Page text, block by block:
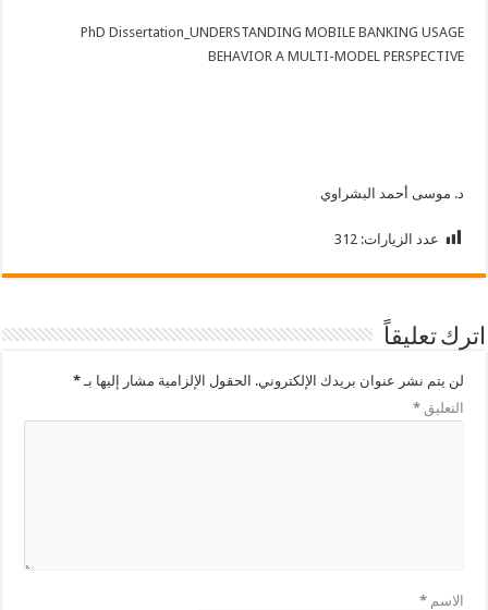
PhD Dissertation_UNDERSTANDING MOBILE BANKING USAGE
BEHAVIOR A MULTI-MODEL PERSPECTIVE
د. موسى أحمد البشراوي
عدد الزيارات: 312
اترك تعليقاً
لن يتم نشر عنوان بريدك الإلكتروني. الحقول الإلزامية مشار إليها بـ*
التعليق*
الاسم*